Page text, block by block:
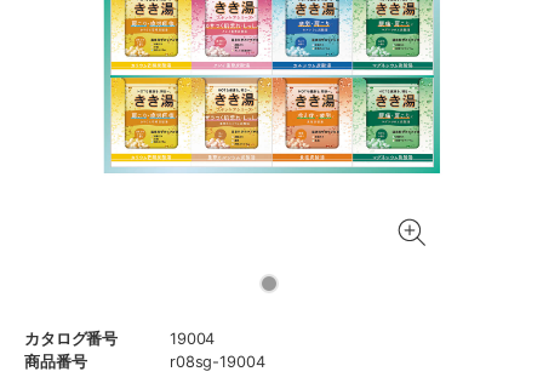
カタログ番号
19004
商品番号
r08sg-19004